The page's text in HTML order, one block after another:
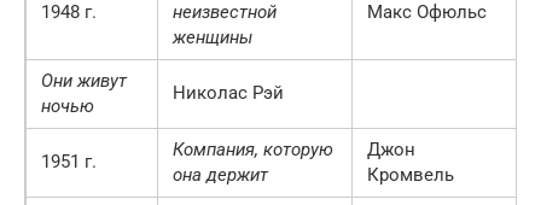
1948 г.
неизвестной
женщины
Макс Офюльс
Они живут
ночью
Николас Рэй
1951 г.
Компания, которую
она держит
Джон
Кромвель